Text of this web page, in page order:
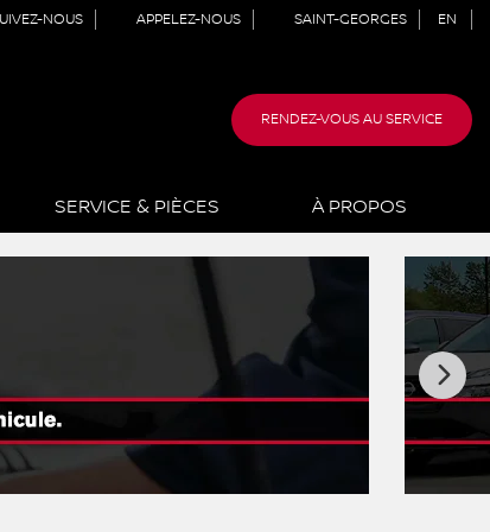
NOUS APPELEZ-NOUS SAINT-GEORGES EN
RENDEZ-VOUS AU SERVICE
SERVICE & PIÈCES À PROPOS